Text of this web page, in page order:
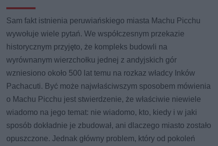
Sam fakt istnienia peruwiańskiego miasta Machu Picchu
wywołuje wiele pytań. We współczesnym przekazie
historycznym przyjęto, że kompleks budowli na
wyrównanym wierzchołku jednej z andyjskich gór
wzniesiono około 500 lat temu na rozkaz władcy Inków
Pachacuti. Być może najwłaściwszym sposobem mówienia
o Machu Picchu jest stwierdzenie, że właściwie niewiele
wiadomo na jego temat: nie wiadomo, kto, kiedy i w jaki
sposób dokładnie je zbudował, ani dlaczego miasto zostało
opuszczone. Jednak główny problem, który od pokoleń